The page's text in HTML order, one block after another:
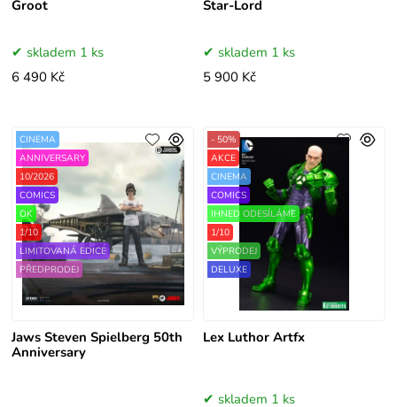
Groot
skladem 1 ks
6 490 Kč
Star-Lord
skladem 1 ks
5 900 Kč
Jaws Steven Spielberg 50th
Anniversary
CINEMA
ANNIVERSARY
10/2026
COMICS
OK
1/10
LIMITOVANÁ EDICE
PŘEDPRODEJ
Lex Luthor Artfx
- 50%
AKCE
CINEMA
COMICS
IHNED ODESÍLÁME
1/10
VÝPRODEJ
DELUXE
skladem 1 ks